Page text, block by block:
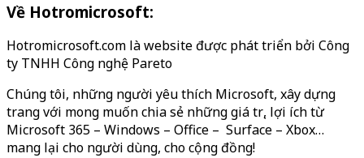
Về Hotromicrosoft:
Hotromicrosoft.com là website được phát triển bởi Công
ty TNHH Công nghệ Pareto
Chúng tôi, những người yêu thích Microsoft, xây dựng
trang với mong muốn chia sẻ những giá trị, lợi ích từ
Microsoft 365 – Windows – Office – Surface – Xbox…
mang lại cho người dùng, cho cộng đồng!